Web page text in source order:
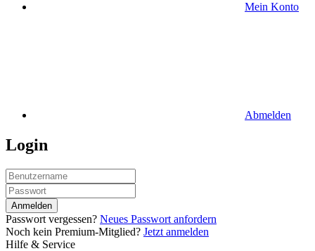
Mein Konto
Abmelden
Login
Anmelden
Passwort vergessen? Neues Passwort anfordern
Noch kein Premium-Mitglied? Jetzt anmelden
Hilfe & Service